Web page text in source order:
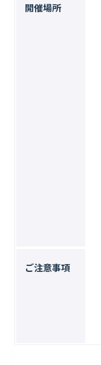
開催場所
ご注意事項